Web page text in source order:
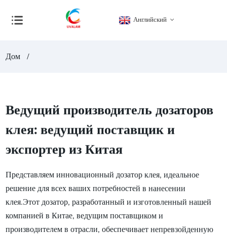
Английский
Дом
Ведущий производитель дозаторов
клея: ведущий поставщик и
экспортер из Китая
Представляем инновационный дозатор клея, идеальное
решение для всех ваших потребностей в нанесении
клея.Этот дозатор, разработанный и изготовленный нашей
компанией в Китае, ведущим поставщиком и
производителем в отрасли, обеспечивает непревзойденную